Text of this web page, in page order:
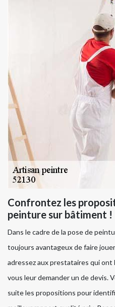
Confrontez les
peinture sur bâtiment !
Dans le cadre de la pose de
toujours avantageux de faire
adressez aux prestataires qui
vous leur demander un de devis.
suite les propositions pour